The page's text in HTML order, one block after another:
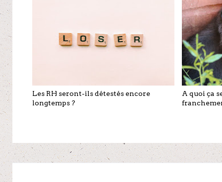
Les RH seront-ils détestés encore
longtemps ?
A quoi ça